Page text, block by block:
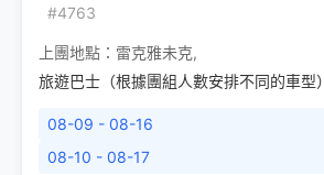
#4763
上團地點： 雷克雅未克,
旅遊巴士（根據團組人數安排不同的車型）
08-09 - 08-16
08-10 - 08-17